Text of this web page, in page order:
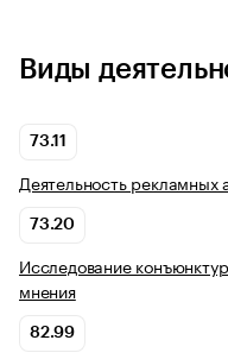
Виды
73.11
Деятельность рекламных
73.20
Исследование
мнения
82.99